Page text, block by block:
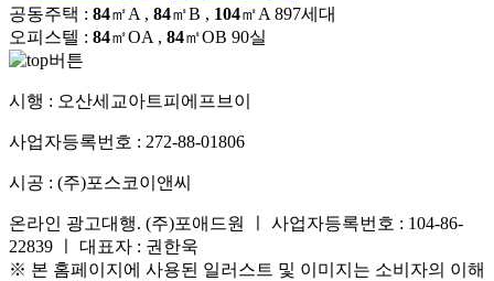
공동주택 : 84㎡A , 84㎡B , 104㎡A897세대
오피스텔 : 84㎡OA , 84㎡OB 90실
시행 : 오산세교아트피에프브이
사업자등록번호 : 272-88-01806
시공 : (주)포스코이앤씨
온라인 광고대행. (주)포애드원 ㅣ 사업자등록번호 : 104-86-
22839 ㅣ 대표자 : 권한욱
※ 본 홈페이지에 사용된 일러스트 및 이미지는 소비자의 이해